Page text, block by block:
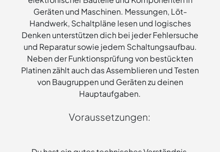
Geräten und Maschinen. Messungen, Löt-
Handwerk, Schaltpläne lesen und logisches
Denken unterstützen dich bei jeder Fehlersuche
und Reparatur sowie jedem Schaltungsaufbau.
Neben der Funktionsprüfung von bestückten
Platinen zählt auch das Assemblieren und Testen
von Baugruppen und Geräten zu deinen
Hauptaufgaben.
Voraussetzungen: